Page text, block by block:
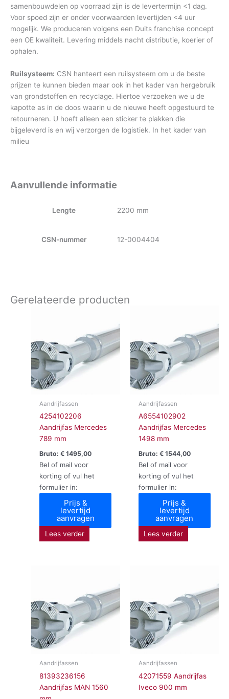
samenbouwdelen op voorraad zijn is de levertermijn <1 dag.
Voor spoed zijn er onder voorwaarden levertijden <4 uur
mogelijk. We produceren volgens een Duits franchise concept
een OE kwaliteit. Levering middels nacht distributie, koerier of
ophalen.
Ruilsysteem: CSN hanteert een ruilsysteem om u de beste
prijzen te kunnen bieden maar ook in het kader van hergebruik
van grondstoffen en recyclage. Hiertoe verzoeken we u de
kapotte as in de doos waarin u de nieuwe heeft opgestuurd te
retourneren. U hoeft alleen een sticker te plakken die
bijgeleverd is en wij verzorgen de logistiek. In het kader van
milieu
Aanvullende informatie
Lengte 2200 mm
CSN-nummer 12-0004404
Gerelateerde producten
Aandrijfassen
4254102206
Aandrijfas Mercedes
789 mm
Bruto:€ 1495,00
Bel of mail voor
korting of vul het
formulier in:
Prijs &
levertijd
aanvragen
Lees verder
Aandrijfassen
A6554102902
Aandrijfas Mercedes
1498 mm
Bruto: €1544,00
Bel of mail voor
korting of vul het
formulier in:
Prijs &
levertijd
aanvragen
Lees verder
Aandrijfassen
81393236156
Aandrijfas MAN 1560
Aandrijfassen
42071559 Aandrijfas
Iveco 900 mm